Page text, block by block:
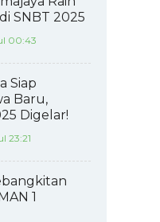
SNBT 2025
00:43
Siap
Baru,
Digelar!
23:21
1